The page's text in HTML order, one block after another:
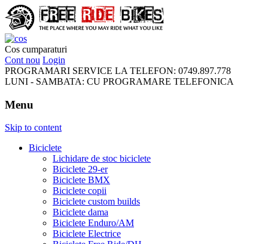
FreeRideBikes
Cos cumparaturi
Cont nou Login
PROGRAMARI SERVICE LA TELEFON: 0749.897.778
LUNI - SAMBATA: CU PROGRAMARE TELEFONICA
Menu
Skip to content
Biciclete
Lichidare de stoc biciclete
Biciclete 29-er
Biciclete BMX
Biciclete copii
Biciclete custom builds
Biciclete dama
Biciclete Enduro/AM
Biciclete Electrice